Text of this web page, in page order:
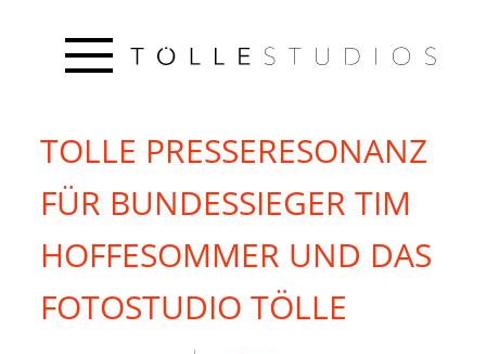
TOLLE PRESSERESONANZ
FÜR BUNDESSIEGER TIM
HOFFESOMMER UND DAS
FOTOSTUDIO TÖLLE